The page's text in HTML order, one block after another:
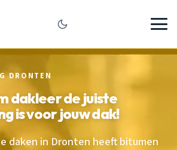
DRONTEN
dakleer de juiste
is voor jouw dak!
daken in Dronten heeft bitumen